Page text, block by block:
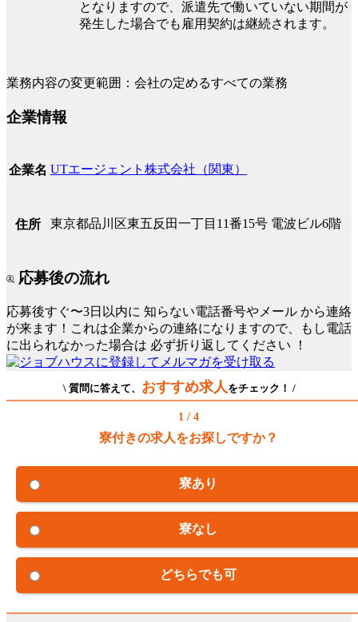
となりますので、派遣先で働いていない期間が
発生した場合でも雇用契約は継続されます。
業務内容の変更範囲：会社の定めるすべての業務
企業情報
企業名 UTエージェント株式会社（関東）
住所 東京都品川区東五反田一丁目11番15号 電波ビル6階
応募後の流れ
応募後すぐ〜3日以内に 知らない電話番号やメール から連絡
が来ます！これは企業からの連絡になりますので、もし電話
に出られなかった場合は 必ず折り返してください ！
\ 質問に答えて、 おすすめ求人 をチェック！ /
1 / 4
寮付きの求人をお探しですか？
寮あり
寮なし
どちらでも可